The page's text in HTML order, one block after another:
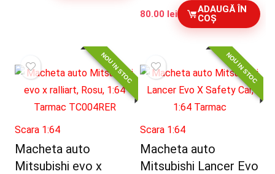
80.00 lei
ADAUGĂ ÎN
COȘ
NOU IN STOC
Scara 1:64
Macheta auto
Mitsubishi evo x
NOU IN STOC
Scara 1:64
Macheta auto
Mitsubishi Lancer Evo